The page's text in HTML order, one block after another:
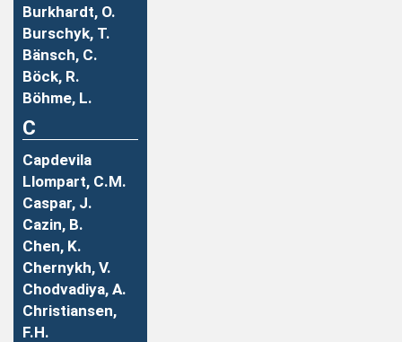
Burkhardt, O.
Burschyk, T.
Bänsch, C.
Böck, R.
Böhme, L.
C
Capdevila
Llompart, C.M.
Caspar, J.
Cazin, B.
Chen, K.
Chernykh, V.
Chodvadiya, A.
Christiansen,
F.H.